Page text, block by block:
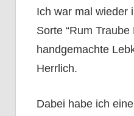
Ich war mal wieder
Sorte “Rum
handgemachte
Herrlich.
Dabei habe ich